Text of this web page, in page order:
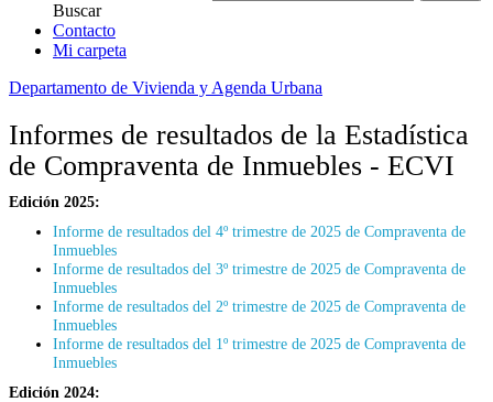
Buscar
Contacto
Mi carpeta
Departamento de Vivienda y Agenda Urbana
Informes de resultados de la Estadística
de Compraventa de Inmuebles - ECVI
Edición 2025:
Informe de resultados del 4º trimestre de 2025 de Compraventa de
Inmuebles
Informe de resultados del 3º trimestre de 2025 de Compraventa de
Inmuebles
Informe de resultados del 2º trimestre de 2025 de Compraventa de
Inmuebles
Informe de resultados del 1º trimestre de 2025 de Compraventa de
Inmuebles
Edición 2024: